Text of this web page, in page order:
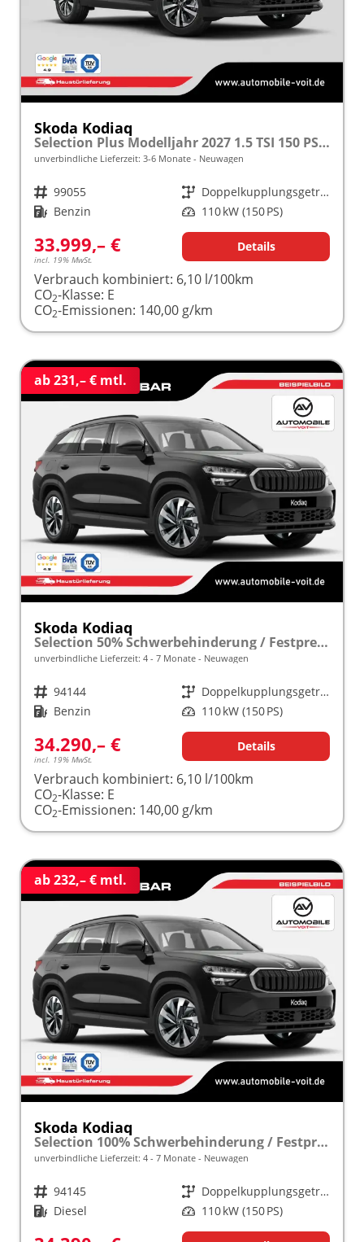
Skoda Kodiaq
Selection Plus Modelljahr 2027 1.5 TSI 150 PS DSG TEMPOMAT/R.KAMERA/SHZ/LED/LENKRADHEIZUNG frei konfigurierbar!
unverbindliche Lieferzeit: 3-6 Monate Neuwagen
Fahrzeugnr. 99055 Getriebe
Doppelkupplungsgetriebe (DSG)
Kraftstoff Benzin Leistung 110 kW (150 PS)
33.999,– €
incl. 19% MwSt.
Details
Verbrauch kombiniert: 6,10 l/100km
CO2-Klasse: E
CO2-Emissionen: 140,00 g/km
ab 231,– € mtl.
Skoda Kodiaq
Selection 50% Schwerbehinderung / Festpreisgarantie* Modelljahr 1.5 TSI Mild-Hybrid 150PS DSG "Sonderangebot bei Schwerbehinderung" frei konfigurierbar!
unverbindliche Lieferzeit: 4 - 7 Monate Neuwagen
Fahrzeugnr. 94144 Getriebe
Doppelkupplungsgetriebe (DSG)
Kraftstoff Benzin Leistung 110 kW (150 PS)
34.290,– €
incl. 19% MwSt.
Details
Verbrauch kombiniert: 6,10 l/100km
CO2-Klasse: E
CO2-Emissionen: 140,00 g/km
ab 232,– € mtl.
Skoda Kodiaq
Selection 100% Schwerbehinderung / Festpreisgarantie* Modelljahr 2.0 TDI 150PS DSG "Sonderangebot bei Schwerbehinderung" frei konfigurierbar!
unverbindliche Lieferzeit: 4 - 7 Monate Neuwagen
Fahrzeugnr. 94145 Getriebe
Doppelkupplungsgetriebe (DSG)
Kraftstoff Diesel Leistung 110 kW (150 PS)